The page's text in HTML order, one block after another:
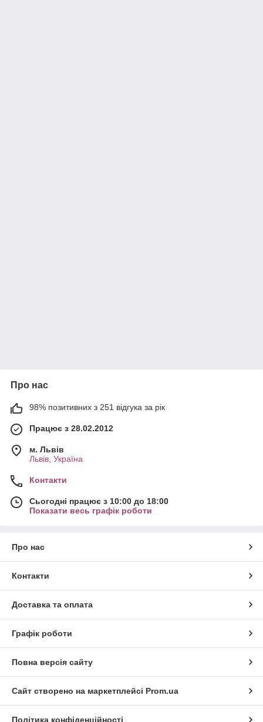
Про нас
98% позитивних з 251 відгука за рік
Працює з 28.02.2012
м. Львів
Львів, Україна
Контакти
Сьогодні працює з 10:00 до 18:00
Показати весь графік роботи
Про нас
Контакти
Доставка та оплата
Графік роботи
Повна версія сайту
Сайт створено на маркетплейсі Prom.ua
Політика конфіденційності